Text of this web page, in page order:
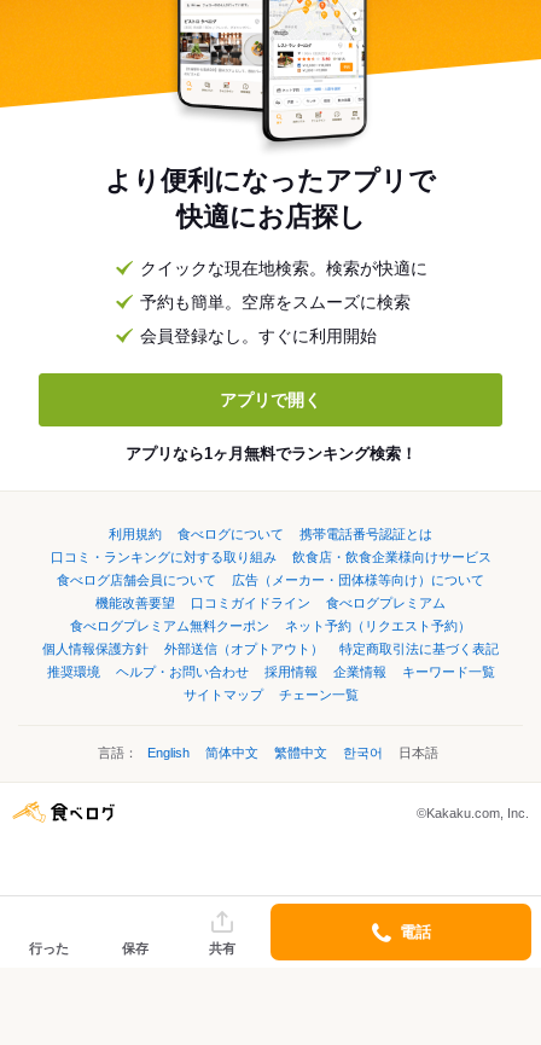
より便利になったアプリで
快適にお店探し
クイックな現在地検索。検索が快適に
予約も簡単。空席をスムーズに検索
会員登録なし。すぐに利用開始
アプリで開く
アプリなら1ヶ月無料でランキング検索！
利用規約 食べログについて
携帯電話番号認証とは
口コミ・ランキングに対する取り組み
飲食店・飲食企業様向けサービス
食べログ店舗会員について
広告（メーカー・団体様等向け）について
機能改善要望
口コミガイドライン
食べログプレミアム
食べログプレミアム無料クーポン
ネット予約（リクエスト予約）
個人情報保護方針
外部送信（オプトアウト）
特定商取引法に基づく表記
推奨環境
ヘルプ・お問い合わせ 採用情報 企業情報
キーワード一覧
サイトマップ
チェーン一覧
言語： English 简体中文 繁體中文 한국어 日本語
©Kakaku.com, Inc.
行った 保存 共有
電話